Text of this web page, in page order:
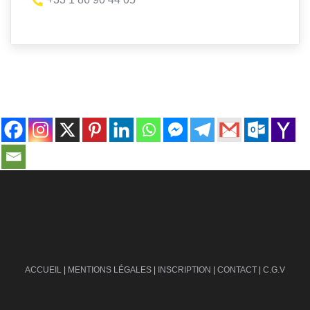
ACCUEIL | MENTIONS LÉGALES | INSCRIPTION | CONTACT | C.G.V